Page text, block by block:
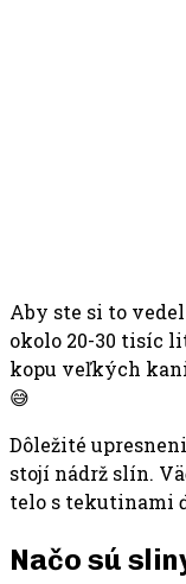
Aby ste si to
okolo 20-30 tisíc
kopu veľkých
😅
Dôležité
stojí nádrž slín.
telo s tekutinami
Načo sú